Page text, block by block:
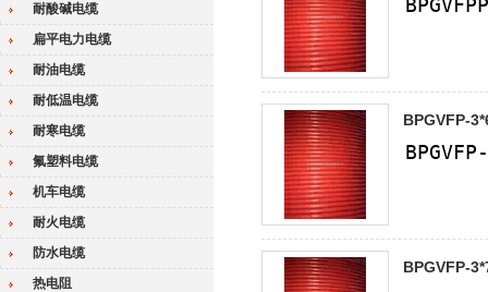
耐酸碱电缆
扁平电力电缆
耐油电缆
耐低温电缆
耐寒电缆
氟塑料电缆
机车电缆
耐火电缆
防水电缆
热电阻
BPGVFP-
BPGVFP-